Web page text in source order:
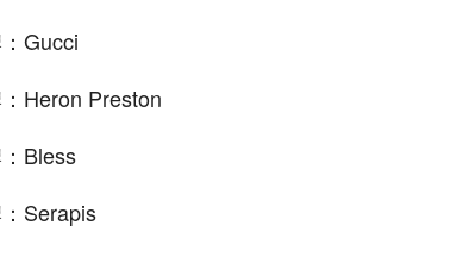
Gucci
Heron Preston
：Bless
Serapis